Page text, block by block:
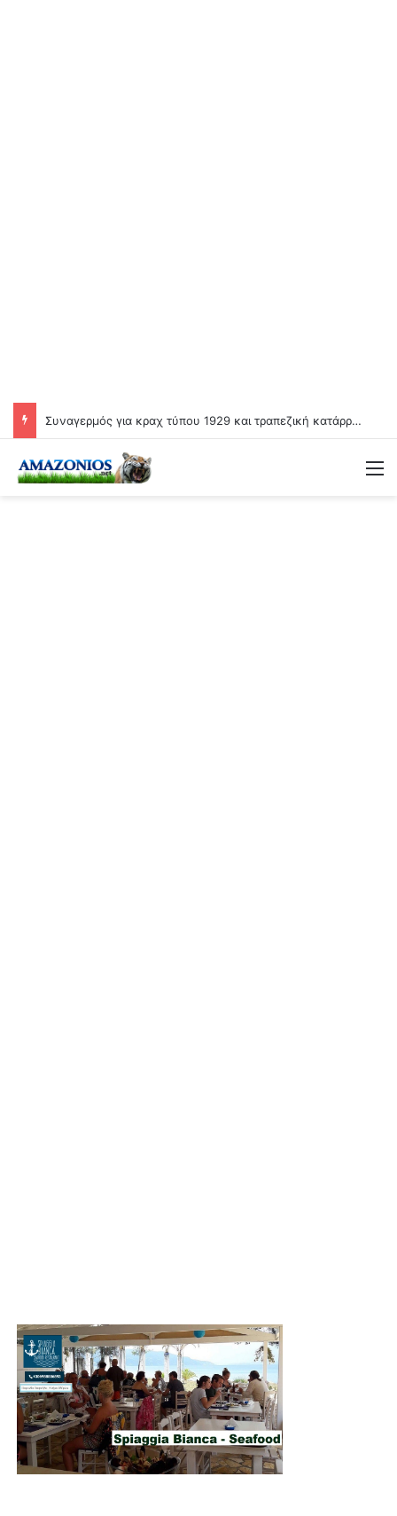
Συναγερμός για κραχ τύπου 1929 και τραπεζική κατάρρευση